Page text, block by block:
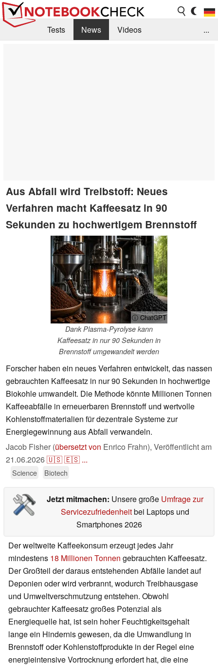
Tests News
Videos
...
Aus Abfall wird Treibstoff: Neues
Verfahren macht Kaffeesatz in 90
Sekunden zu hochwertigem Brennstoff
ⓘ ChatGPT
Dank Plasma-Pyrolyse kann
Kaffeesatz in nur 90 Sekunden in
Brennstoff umgewandelt werden
Forscher haben ein neues Verfahren entwickelt, das nassen
gebrauchten Kaffeesatz in nur 90 Sekunden in hochwertige
Biokohle umwandelt. Die Methode könnte Millionen Tonnen
Kaffeeabfälle in erneuerbaren Brennstoff und wertvolle
Kohlenstoffmaterialien für dezentrale Systeme zur
Energiegewinnung aus Abfall verwandeln.
Jacob Fisher (übersetzt von Enrico Frahn), Veröffentlicht am
21.06.2026🇺🇸🇪🇸 ...
Science Biotech
Jetzt mitmachen: Unsere große Umfrage zur
Servicezufriedenheitbei Laptops und
Smartphones 2026
Der weltweite Kaffeekonsum erzeugt jedes Jahr
mindestens 18 Millionen Tonnen gebrauchten Kaffeesatz.
Der Großteil der daraus entstehenden Abfälle landet auf
Deponien oder wird verbrannt, wodurch Treibhausgase
und Umweltverschmutzung entstehen. Obwohl
gebrauchter Kaffeesatz großes Potenzial als
Energiequelle hat, ist sein hoher Feuchtigkeitsgehalt
lange ein Hindernis gewesen, da die Umwandlung in
Brennstoff oder Kohlenstoffprodukte in der Regel eine
energieintensive Vortrocknung erfordert hat, die eine